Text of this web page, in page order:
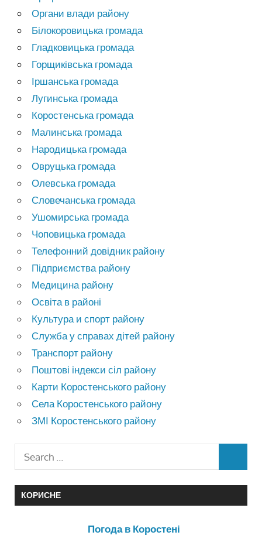
Органи влади району
Білокоровицька громада
Гладковицька громада
Горщиківська громада
Іршанська громада
Лугинська громада
Коростенська громада
Малинська громада
Народицька громада
Овруцька громада
Олевська громада
Словечанська громада
Ушомирська громада
Чоповицька громада
Телефонний довідник району
Підприємства району
Медицина району
Освіта в районі
Культура и спорт району
Служба у справах дітей району
Транспорт району
Поштові індекси сіл району
Карти Коростенського району
Села Коростенського району
ЗМІ Коростенського району
КОРИСНЕ
Погода в Коростені